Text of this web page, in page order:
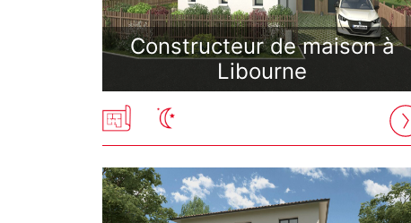
Constructeur de maison à
Libourne